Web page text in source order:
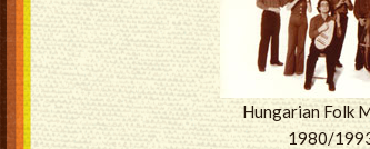
Hungarian Folk
1980/